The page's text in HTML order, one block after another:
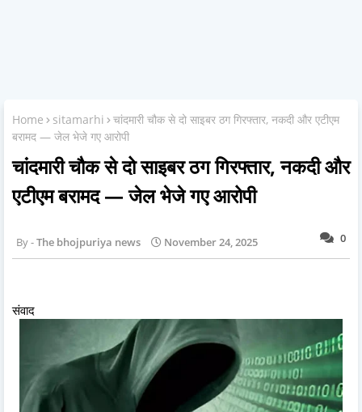
Home sitamarhi
चांदमारी चौक से दो साइबर ठग गिरफ्तार, नकदी और एटीएम
बरामद — जेल भेजे गए आरोपी
चांदमारी चौक से दो साइबर ठग गिरफ्तार, नकदी और
एटीएम बरामद — जेल भेजे गए आरोपी
0
The bhojpuriya news November 24, 2025
संवाद